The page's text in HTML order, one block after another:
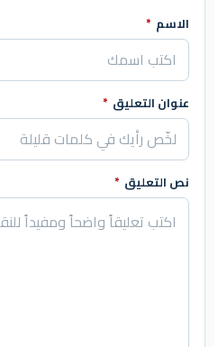
اترك هذا الحقل فارغاً
الاسم *
عنوان التعليق *
نص التعليق *